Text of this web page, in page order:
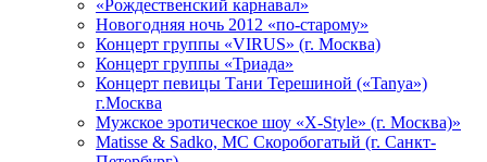
«Рождественский карнавал»
Новогодняя ночь 2012 «по-старому»
Концерт группы «VIRUS» (г. Москва)
Концерт группы «Триада»
Концерт певицы Тани Терешиной («Tanya»)
г.Москва
Мужское эротическое шоу «X-Style» (г. Москва)»
Matissе & Sadko, MC Скоробогатый (г. Санкт-